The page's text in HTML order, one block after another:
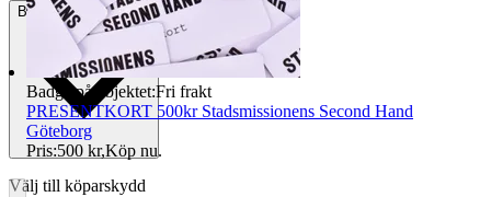
BetalningVia Tradera
Välj till köparskydd
Badge på objektet:Fri frakt
PRESENTKORT 500kr Stadsmissionens Second Hand
Göteborg
Pris:500 kr,Köp nu.